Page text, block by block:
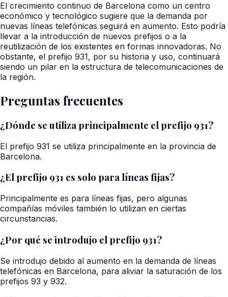
El crecimiento continuo de Barcelona como un centro
económico y tecnológico sugiere que la demanda por
nuevas líneas telefónicas seguirá en aumento. Esto podría
llevar a la introducción de nuevos prefijos o a la
reutilización de los existentes en formas innovadoras. No
obstante, el prefijo 931, por su historia y uso, continuará
siendo un pilar en la estructura de telecomunicaciones de
la región.
Preguntas frecuentes
¿Dónde se utiliza principalmente el prefijo 931?
El prefijo 931 se utiliza principalmente en la provincia de
Barcelona.
¿El prefijo 931 es solo para líneas fijas?
Principalmente es para líneas fijas, pero algunas
compañías móviles también lo utilizan en ciertas
circunstancias.
¿Por qué se introdujo el prefijo 931?
Se introdujo debido al aumento en la demanda de líneas
telefónicas en Barcelona, para aliviar la saturación de los
prefijos 93 y 932.